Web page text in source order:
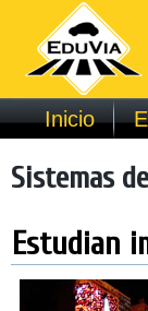
Inicio
Sistemas
Estudian